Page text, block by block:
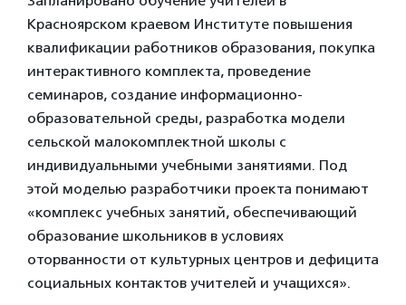
Красноярском краевом Институте повышения
квалификации работников образования, покупка
интерактивного комплекта, проведение
семинаров, создание информационно-
образовательной среды, разработка модели
сельской малокомплектной школы с
индивидуальными учебными занятиями. Под
этой моделью разработчики проекта понимают
«комплекс учебных занятий, обеспечивающий
образование школьников в условиях
оторванности от культурных центров и дефицита
социальных контактов учителей и учащихся».